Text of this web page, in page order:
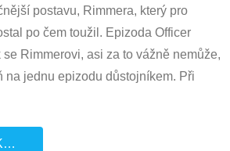
postavu, Rimmera, který pro
po čem toužil. Epizoda Officer
se Rimmerovi, asi za to vážně nemůže,
na jednu epizodu důstojníkem. Při